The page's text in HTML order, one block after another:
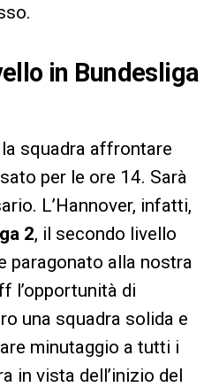
in Bundesliga
la squadra affrontare
per le ore 14. Sarà
L’Hannover, infatti,
2, il secondo livello
paragonato alla nostra
l’opportunità di
una squadra solida e
minutaggio a tutti i
in vista dell’inizio del